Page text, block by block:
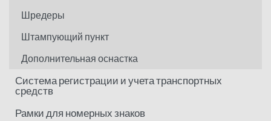
Шредеры
Штампующий пункт
Дополнительная оснастка
Система регистрации и учета транспортных
средств
Рамки для номерных знаков